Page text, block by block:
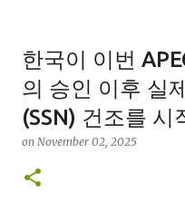
한국이 이번
의 승인 이후 실
(SSN) 건조를 시
on November 02, 2025